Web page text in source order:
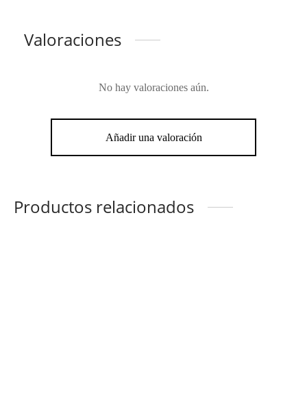
Valoraciones
No hay valoraciones aún.
Añadir una valoración
Productos relacionados